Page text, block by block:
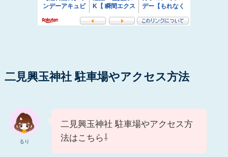
二見興玉神社 駐車場やアクセス方法
るり
二見興玉神社 駐車場やアクセス方
法はこちら⇩